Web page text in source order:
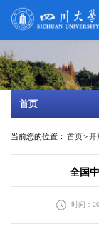
首页
当前您的位置： 首页>开
全国
时间：